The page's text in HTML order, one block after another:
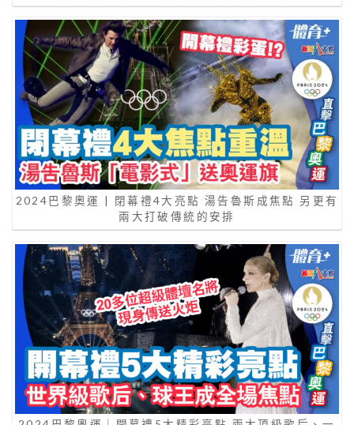
2024巴黎奧運 | 閉幕禮4大亮點 湯告魯斯成焦點 另更有
兩大打破傳統的安排